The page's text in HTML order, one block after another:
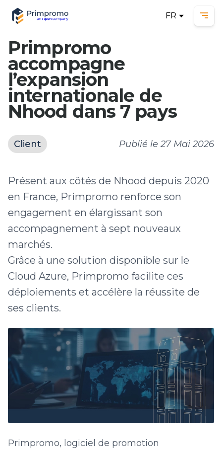
FR
Primpromo
accompagne
l’expansion
internationale de
Nhood dans 7 pays
Client Publié le27 Mai 2026
Présent aux côtés de Nhood depuis 2020
en France, Primpromo renforce son
engagement en élargissant son
accompagnement à sept nouveaux
marchés.
Grâce à une solution disponible sur le
Cloud Azure, Primpromo facilite ces
déploiements et accélère la réussite de
ses clients.
Primpromo, logiciel de promotion